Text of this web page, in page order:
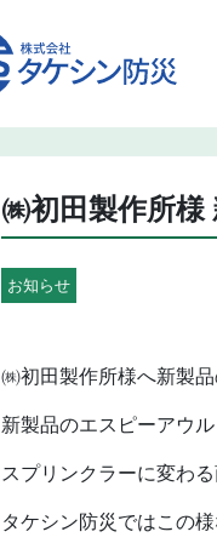
㈱初田製作所
お知らせ
㈱初田製作所様へ新製
新製品のエスピーアウ
スプリンクラーに変わ
タケシン防災ではこの